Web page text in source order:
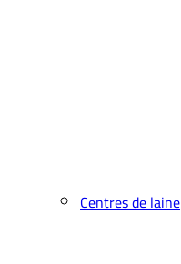
Centres de laine